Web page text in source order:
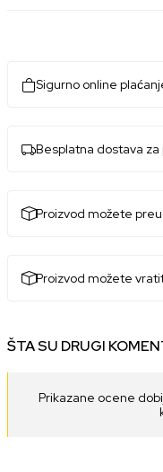
Sigurno online
Besplatna dostava za
Proizvod možete
Proizvod možete
ŠTA SU DRUGI
Prikazane ocene